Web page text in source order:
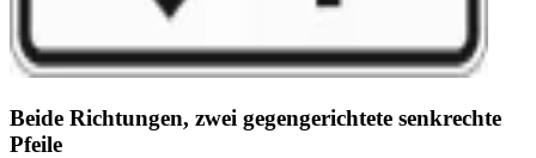
Beide Richtungen, zwei gegengerichtete senkrechte
Pfeile